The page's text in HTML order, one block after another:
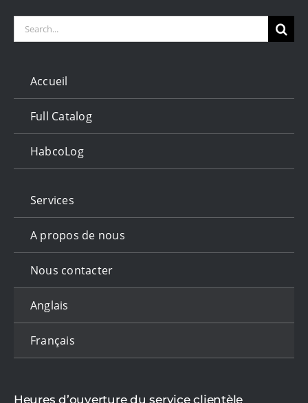
Search
Accueil
Full Catalog
HabcoLog
Services
A propos de nous
Nous contacter
Anglais
Français
Heures d’ouverture du service clientèle